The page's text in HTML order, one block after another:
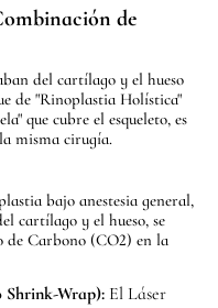
de
del cartílago y el hueso
de "Rinoplastia Holística"
que cubre el esqueleto, es
misma cirugía.
bajo anestesia general,
cartílago y el hueso, se
de Carbono (CO2) en la
Shrink-Wrap): El Láser